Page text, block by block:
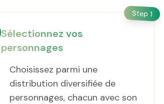
Step 1
Sélectionnez vos
personnages
Choisissez parmi une
distribution diversifiée de
personnages, chacun avec son